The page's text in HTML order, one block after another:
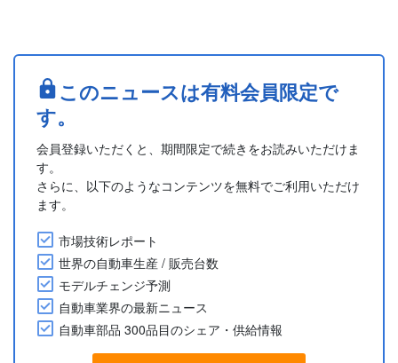
された貿易協定を履行していないことを踏まえ、米国に輸
入されるEUの乗用車およびトラックに課す関税を来週引
き上げる」と述べた。なお、25%への関税引き上げは米国
内の工場....
このニュースは有料会員限定で
す。
会員登録いただくと、期間限定で続きをお読みいただけま
す。
さらに、以下のようなコンテンツを無料でご利用いただけ
ます。
市場技術レポート
世界の自動車生産 / 販売台数
モデルチェンジ予測
自動車業界の最新ニュース
自動車部品 300品目のシェア・供給情報